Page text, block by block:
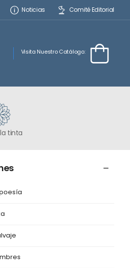
Noticias Comité Editorial
Visita Nuestro Catálogo:
tinta